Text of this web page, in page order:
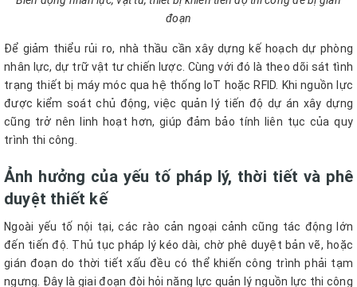
đoạn
Để giảm thiểu rủi ro, nhà thầu cần xây dựng kế hoạch dự phòng
nhân lực, dự trữ vật tư chiến lược. Cùng với đó là theo dõi sát tình
trạng thiết bị máy móc qua hệ thống IoT hoặc RFID. Khi nguồn lực
được kiểm soát chủ động, việc quản lý tiến độ dự án xây dựng
cũng trở nên linh hoạt hơn, giúp đảm bảo tính liên tục của quy
trình thi công.
Ảnh hưởng của yếu tố pháp lý, thời tiết và phê
duyệt thiết kế
Ngoài yếu tố nội tại, các rào cản ngoại cảnh cũng tác động lớn
đến tiến độ. Thủ tục pháp lý kéo dài, chờ phê duyệt bản vẽ, hoặc
gián đoạn do thời tiết xấu đều có thể khiến công trình phải tạm
ngưng. Đây là giai đoạn đòi hỏi năng lực quản lý nguồn lực thi công